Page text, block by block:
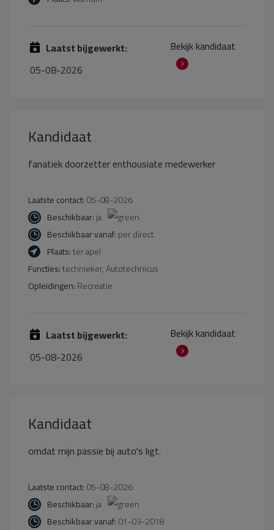
Laatst bijgewerkt:
05-08-2026
Bekijk kandidaat
Kandidaat
fanatiek doorzetter enthousiate medewerker
Laatste contact:05-08-2026
Beschikbaar:ja
Beschikbaar vanaf:per direct
Plaats:ter apel
Functies:technieker, Autotechnicus
Opleidingen:Recreatie
Laatst bijgewerkt:
05-08-2026
Bekijk kandidaat
Kandidaat
omdat mijn passie bij auto's ligt.
Laatste contact:05-08-2026
Beschikbaar:ja
Beschikbaar vanaf:01-03-2018